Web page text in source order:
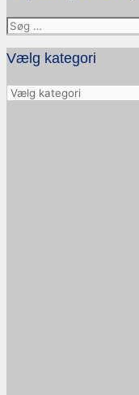
Søg
efter:
Vælg kategori
Vælg